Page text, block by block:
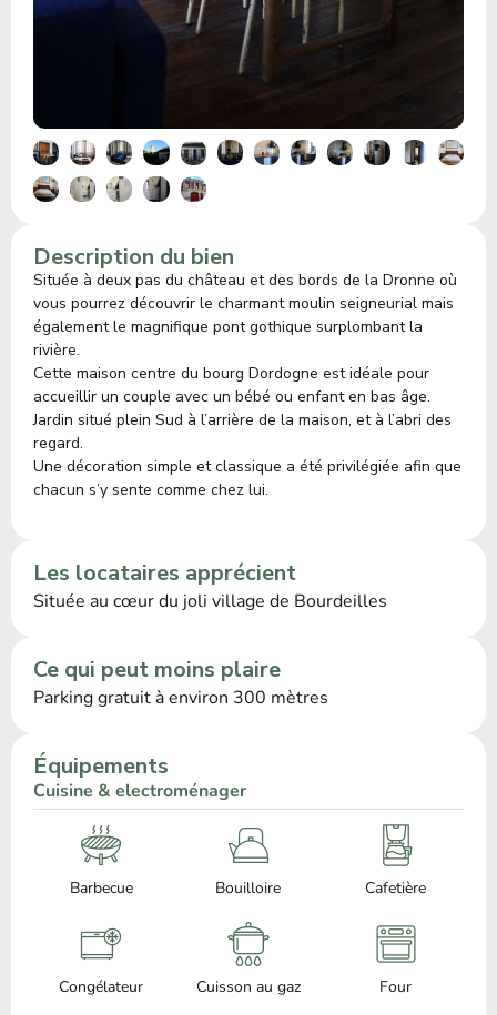
Description du bien
Située à deux pas du château et des bords de la Dronne où
vous pourrez découvrir le charmant moulin seigneurial mais
également le magnifique pont gothique surplombant la
rivière.
Cette maison centre du bourg Dordogne est idéale pour
accueillir un couple avec un bébé ou enfant en bas âge.
Jardin situé plein Sud à l’arrière de la maison, et à l’abri des
regard.
Une décoration simple et classique a été privilégiée afin que
chacun s’y sente comme chez lui.
Les locataires apprécient
Située au cœur du joli village de Bourdeilles
Ce qui peut moins plaire
Parking gratuit à environ 300 mètres
Équipements
Cuisine & electroménager
Barbecue Bouilloire Cafetière
Congélateur Cuisson au gaz Four